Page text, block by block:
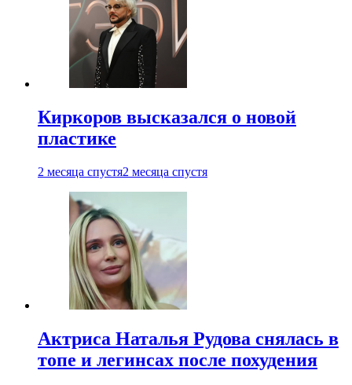
Киркоров высказался о новой
пластике
2 месяца спустя2 месяца спустя
Актриса Наталья Рудова снялась в
топе и легинсах после похудения